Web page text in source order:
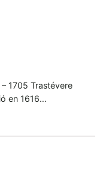
1705 Trastévere
en 1616…